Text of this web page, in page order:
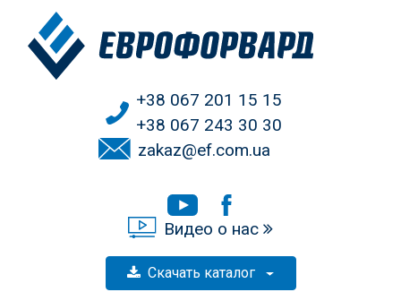
+38 067 201 15 15
+38 067 243 30 30
zakaz@ef.com.ua
Видео о нас
Скачать каталог